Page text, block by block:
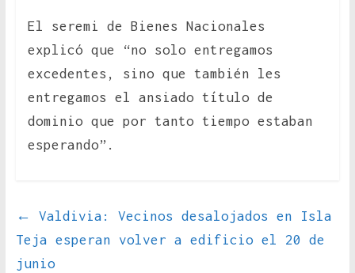
El seremi de Bienes Nacionales
explicó que “no solo entregamos
excedentes, sino que también les
entregamos el ansiado título de
dominio que por tanto tiempo estaban
esperando”.
←
Valdivia: Vecinos desalojados en Isla
Teja esperan volver a edificio el 20 de
junio